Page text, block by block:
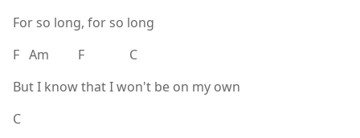
For so long, for so long
F Am F C
But I know that I won't be on my own
C